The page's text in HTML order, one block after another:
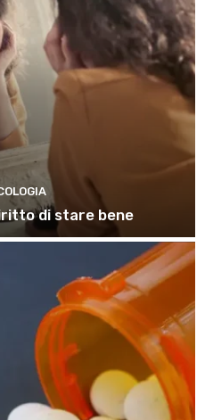
di stare bene